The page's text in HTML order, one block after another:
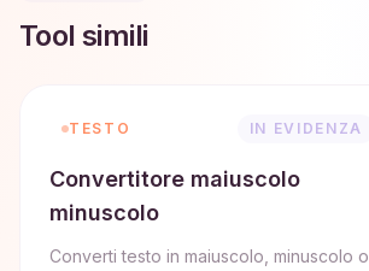
Tool simili
TESTO IN EVIDENZA
Convertitore maiuscolo
minuscolo
Converti testo in maiuscolo, minuscolo o